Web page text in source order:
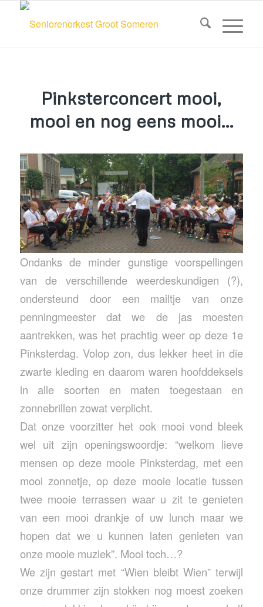
Pinksterconcert mooi,
mooi en nog eens mooi…
Ondanks de minder gunstige voorspellingen
van de verschillende weerdeskundigen (?),
ondersteund door een mailtje van onze
penningmeester dat we de jas moesten
aantrekken, was het prachtig weer op deze 1e
Pinksterdag. Volop zon, dus lekker heet in die
zwarte kleding en daarom waren hoofddeksels
in alle soorten en maten toegestaan en
zonnebrillen zowat verplicht.
Dat onze voorzitter het ook mooi vond bleek
wel uit zijn openingswoordje: “welkom lieve
mensen op deze mooie Pinksterdag, met een
mooi zonnetje, op deze mooie locatie tussen
twee mooie terrassen waar u zit te genieten
van een mooi drankje of uw lunch maar we
hopen dat we u kunnen laten genieten van
onze mooie muziek”. Mooi toch…?
We zijn gestart met “Wien bleibt Wien” terwijl
onze drummer zijn stokken nog moest zoeken